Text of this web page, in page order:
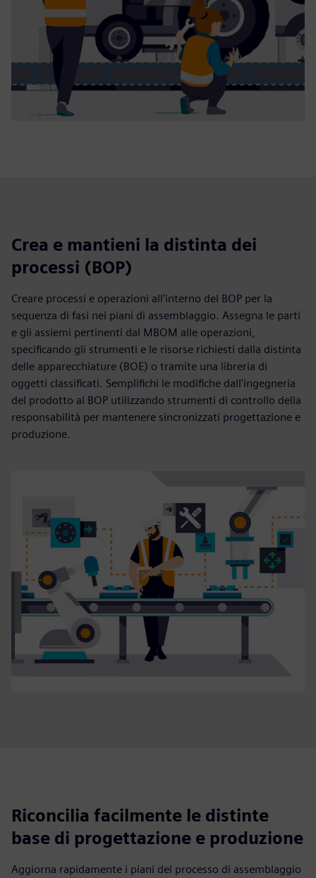
Crea e mantieni la distinta dei
processi (BOP)
Creare processi e operazioni all'interno del BOP per la
sequenza di fasi nei piani di assemblaggio. Assegna le parti
e gli assiemi pertinenti dal MBOM alle operazioni,
specificando gli strumenti e le risorse richiesti dalla distinta
delle apparecchiature (BOE) o tramite una libreria di
oggetti classificati. Semplifichi le modifiche dall'ingegneria
del prodotto al BOP utilizzando strumenti di controllo della
responsabilità per mantenere sincronizzati progettazione e
produzione.
Riconcilia facilmente le distinte
base di progettazione e produzione
Aggiorna rapidamente i piani del processo di assemblaggio